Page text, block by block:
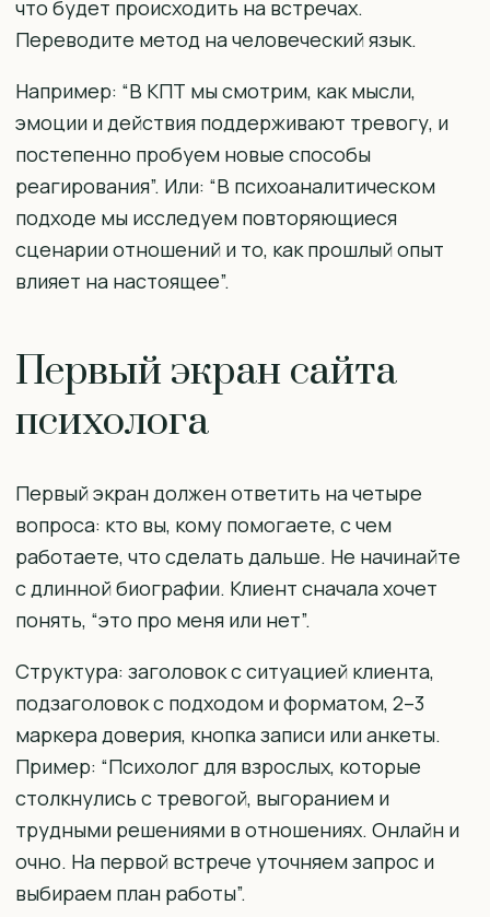
что будет происходить на встречах.
Переводите метод на человеческий язык.
Например: “В КПТ мы смотрим, как мысли,
эмоции и действия поддерживают тревогу, и
постепенно пробуем новые способы
реагирования”. Или: “В психоаналитическом
подходе мы исследуем повторяющиеся
сценарии отношений и то, как прошлый опыт
влияет на настоящее”.
Первый экран сайта
психолога
Первый экран должен ответить на четыре
вопроса: кто вы, кому помогаете, с чем
работаете, что сделать дальше. Не начинайте
с длинной биографии. Клиент сначала хочет
понять, “это про меня или нет”.
Структура: заголовок с ситуацией клиента,
подзаголовок с подходом и форматом, 2–3
маркера доверия, кнопка записи или анкеты.
Пример: “Психолог для взрослых, которые
столкнулись с тревогой, выгоранием и
трудными решениями в отношениях. Онлайн и
очно. На первой встрече уточняем запрос и
выбираем план работы”.